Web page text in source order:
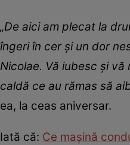
„De aici am plecat la
îngeri în cer şi un dor
Nicolae. Vă iubesc şi
caldă ce au rămas să
ea, la ceas aniversar.
Iată că: Ce mașină